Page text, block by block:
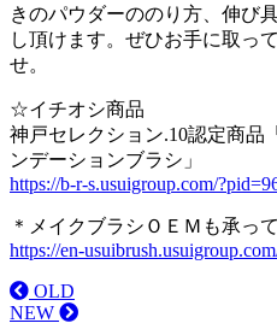
きのパウダーののり方、伸び
し頂けます。ぜひお手に取っ
せ。
☆イチオシ商品
神戸セレクション.10認定商品
ンデーションブラシ」
https://b-r-s.usuigroup.com/
＊メイクブラシＯＥＭも承っ
https://en-
OLD
NEW